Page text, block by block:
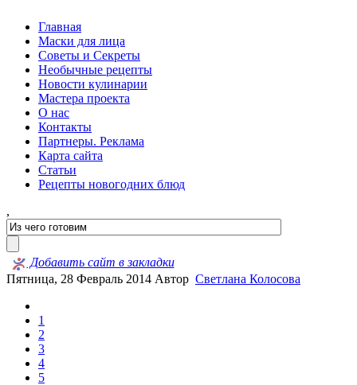
Главная
Маски для лица
Советы и Секреты
Необычные рецепты
Новости кулинарии
Мастера проекта
О нас
Контакты
Партнеры. Реклама
Карта сайта
Статьи
Рецепты новогодних блюд
,
Добавить сайт в закладки
Пятница, 28 Февраль 2014 Автор Светлана Колосова
1
2
3
4
5